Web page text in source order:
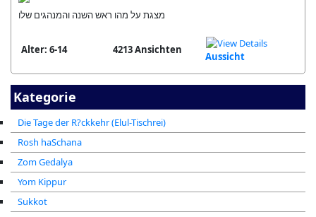
Kategorie
Die Tage der R?ckkehr (Elul-Tischrei)
Rosh haSchana
Zom Gedalya
Yom Kippur
Sukkot
מצגת על מהו ראש השנה והמנהגים שלו
Alter: 6-14 4213 Ansichten
Aussicht